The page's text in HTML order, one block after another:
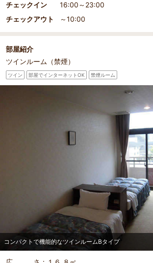
チェックイン
16:00～23:00
チェックアウト
～10:00
部屋紹介
ツインルーム（禁煙）
ツイン 部屋でインターネットOK 禁煙ルーム
コンパクトで機能的なツインルームBタイプ
部屋詳細
コンパクトで機能的なツインルームBタイプ